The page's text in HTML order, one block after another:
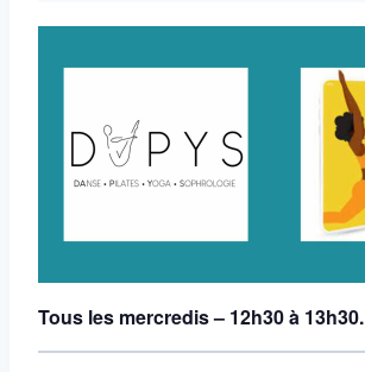
Tous les mercredis – 12h30 à 13h30.